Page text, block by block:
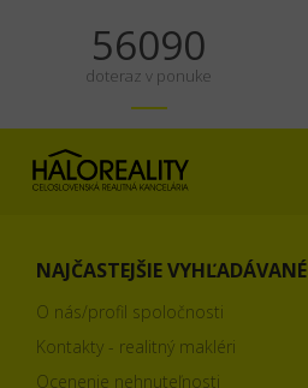
70113
doteraz v ponuke
NAJČASTEJŠIE VYHĽADÁVANÉ
O nás/profil spoločnosti
Kontakty - realitný makléri
Ocenenie nehnuteľnosti